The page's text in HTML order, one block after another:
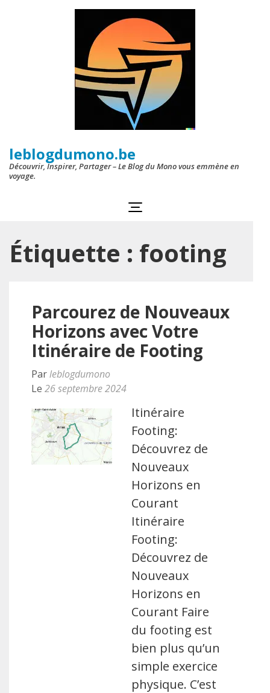
leblogdumono.be
Découvrir, Inspirer, Partager – Le Blog du Mono vous emmène en
voyage.
Étiquette : footing
Parcourez de Nouveaux
Horizons avec Votre
Itinéraire de Footing
Parleblogdumono
Le 26 septembre 2024
Itinéraire
Footing:
Découvrez de
Nouveaux
Horizons en
Courant
Itinéraire
Footing:
Découvrez de
Nouveaux
Horizons en
Courant Faire
du footing est
bien plus qu’un
simple exercice
physique. C’est